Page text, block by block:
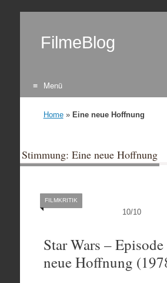
FilmeBlog
Menü
Home» Eine neue Hoffnung
Stimmung: Eine neue Hoffnung
10/10
FILMKRITIK
Star Wars –
neue Hoffnung